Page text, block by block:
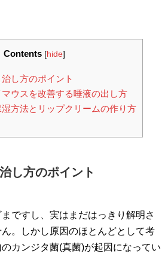
Contents [hide]
し方のポイント
ウスを改善する唾液の出し方
方法とリップクリームの作り方
し方のポイント
ですし、実はまだはっきり解明さ
。しかし原因のほとんどとして考
カンジタ菌(真菌)が起因になってい